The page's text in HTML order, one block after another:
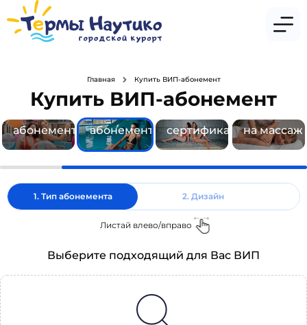
Главная Купить ВИП-абонемент
Купить ВИП-абонемент
Купить
абонемент
Купить
абонемент
сертификат
Купить
на массаж
1. Тип абонемента 2. Дизайн
Листай влево/вправо
Выберите подходящий для Вас ВИП